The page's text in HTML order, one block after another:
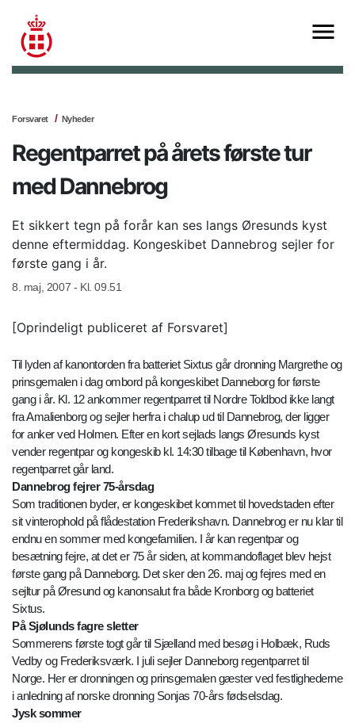
Forsvaret Nyheder
Regentparret på årets første tur
med Dannebrog
Et sikkert tegn på forår kan ses langs Øresunds kyst
denne eftermiddag. Kongeskibet Dannebrog sejler for
første gang i år.
8. maj, 2007 - Kl. 09.51
[Oprindeligt publiceret af Forsvaret]
Til lyden af kanontorden fra batteriet Sixtus går dronning Margrethe og
prinsgemalen i dag ombord på kongeskibet Danneborg for første
gang i år. Kl. 12 ankommer regentparret til Nordre Toldbod ikke langt
fra Amalienborg og sejler herfra i chalup ud til Dannebrog, der ligger
for anker ved Holmen. Efter en kort sejlads langs Øresunds kyst
vender regentpar og kongeskib kl. 14:30 tilbage til København, hvor
regentparret går land.
Dannebrog fejrer 75-årsdag
Som traditionen byder, er kongeskibet kommet til hovedstaden efter
sit vinterophold på flådestation Frederikshavn. Dannebrog er nu klar til
endnu en sommer med kongefamilien. I år kan regentpar og
besætning fejre, at det er 75 år siden, at kommandoflaget blev hejst
første gang på Danneborg. Det sker den 26. maj og fejres med en
sejltur på Øresund og kanonsalut fra både Kronborg og batteriet
Sixtus.
På Sjølunds fagre sletter
Sommerens første togt går til Sjælland med besøg i Holbæk, Ruds
Vedby og Frederiksværk. I juli sejler Danneborg regentparret til
Norge. Her er dronningen og prinsgemalen gæster ved festlighederne
i anledning af norske dronning Sonjas 70-års fødselsdag.
Jysk sommer